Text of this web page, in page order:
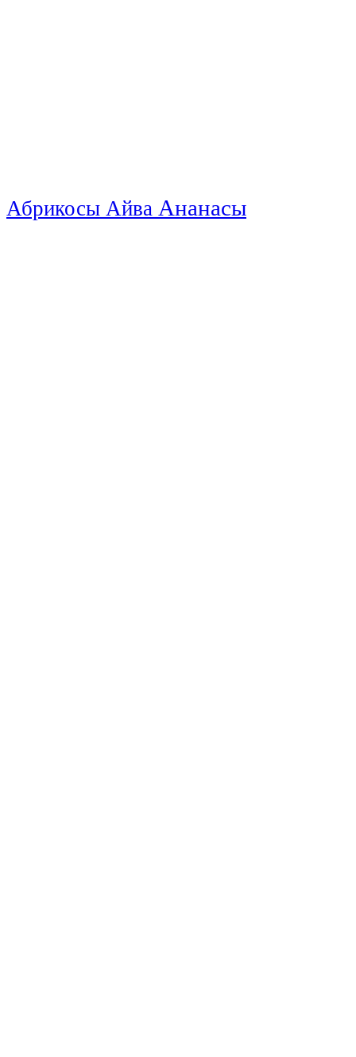
Абрикосы Айва Ананасы